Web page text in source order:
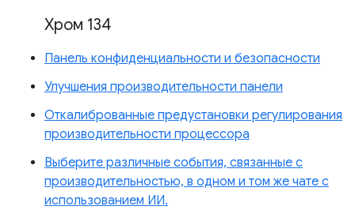
Хром 134
Панель конфиденциальности и безопасности
Улучшения производительности панели
Откалиброванные предустановки регулирования
производительности процессора
Выберите различные события, связанные с
производительностью, в одном и том же чате с
использованием ИИ.